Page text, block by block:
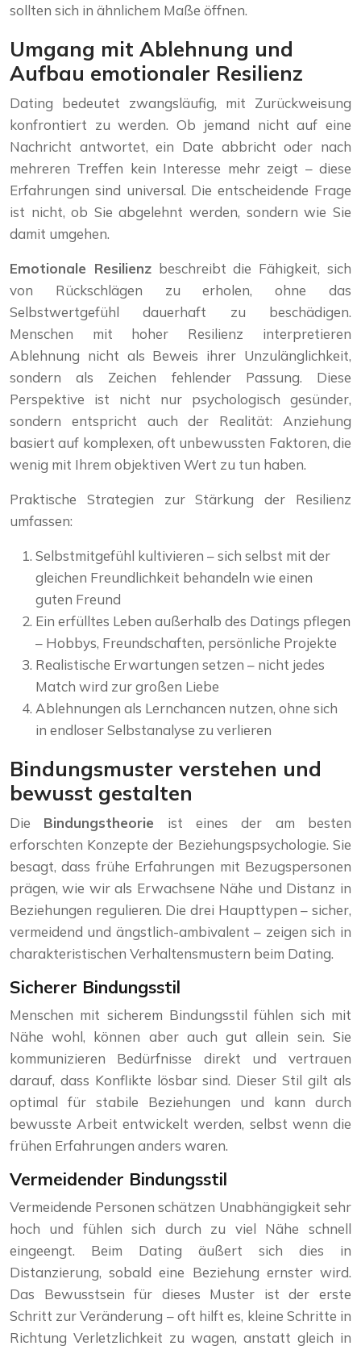
sollten sich in ähnlichem Maße öffnen.
Umgang mit Ablehnung und
Aufbau emotionaler Resilienz
Dating bedeutet zwangsläufig, mit Zurückweisung
konfrontiert zu werden. Ob jemand nicht auf eine
Nachricht antwortet, ein Date abbricht oder nach
mehreren Treffen kein Interesse mehr zeigt – diese
Erfahrungen sind universal. Die entscheidende Frage
ist nicht, ob Sie abgelehnt werden, sondern wie Sie
damit umgehen.
Emotionale Resilienzbeschreibt die Fähigkeit, sich
von Rückschlägen zu erholen, ohne das
Selbstwertgefühl dauerhaft zu beschädigen.
Menschen mit hoher Resilienz interpretieren
Ablehnung nicht als Beweis ihrer Unzulänglichkeit,
sondern als Zeichen fehlender Passung. Diese
Perspektive ist nicht nur psychologisch gesünder,
sondern entspricht auch der Realität: Anziehung
basiert auf komplexen, oft unbewussten Faktoren, die
wenig mit Ihrem objektiven Wert zu tun haben.
Praktische Strategien zur Stärkung der Resilienz
umfassen:
Selbstmitgefühl kultivieren – sich selbst mit der
gleichen Freundlichkeit behandeln wie einen
guten Freund
Ein erfülltes Leben außerhalb des Datings pflegen
– Hobbys, Freundschaften, persönliche Projekte
Realistische Erwartungen setzen – nicht jedes
Match wird zur großen Liebe
Ablehnungen als Lernchancen nutzen, ohne sich
in endloser Selbstanalyse zu verlieren
Bindungsmuster verstehen und
bewusst gestalten
Die Bindungstheorie ist eines der am besten
erforschten Konzepte der Beziehungspsychologie. Sie
besagt, dass frühe Erfahrungen mit Bezugspersonen
prägen, wie wir als Erwachsene Nähe und Distanz in
Beziehungen regulieren. Die drei Haupttypen – sicher,
vermeidend und ängstlich-ambivalent – zeigen sich in
charakteristischen Verhaltensmustern beim Dating.
Sicherer Bindungsstil
Menschen mit sicherem Bindungsstil fühlen sich mit
Nähe wohl, können aber auch gut allein sein. Sie
kommunizieren Bedürfnisse direkt und vertrauen
darauf, dass Konflikte lösbar sind. Dieser Stil gilt als
optimal für stabile Beziehungen und kann durch
bewusste Arbeit entwickelt werden, selbst wenn die
frühen Erfahrungen anders waren.
Vermeidender Bindungsstil
Vermeidende Personen schätzen Unabhängigkeit sehr
hoch und fühlen sich durch zu viel Nähe schnell
eingeengt. Beim Dating äußert sich dies in
Distanzierung, sobald eine Beziehung ernster wird.
Das Bewusstsein für dieses Muster ist der erste
Schritt zur Veränderung – oft hilft es, kleine Schritte in
Richtung Verletzlichkeit zu wagen, anstatt gleich in